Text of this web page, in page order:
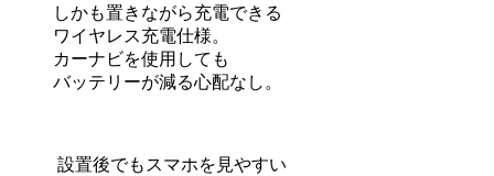
しかも置きながら充電できる
ワイヤレス充電仕様。
カーナビを使用しても
バッテリーが減る心配なし。
設置後でもスマホを見やすい